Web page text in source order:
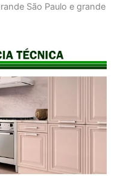
São Paulo e grande